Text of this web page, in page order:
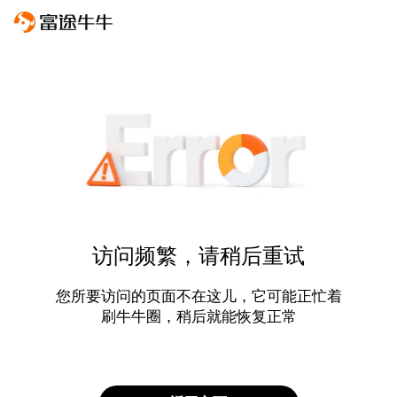
访问频繁，请稍后重试
您所要访问的页面不在这儿，它可能正忙着
刷牛牛圈，稍后就能恢复正常